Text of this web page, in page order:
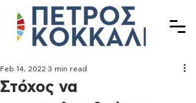
Στόχος να
Feb 14, 2022 3 min read